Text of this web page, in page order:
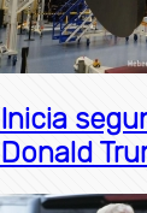
Inicia
Donald